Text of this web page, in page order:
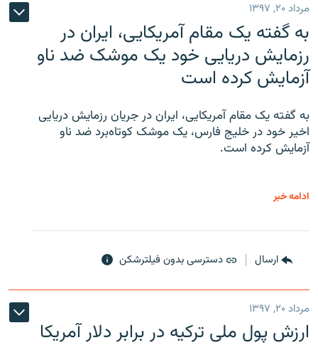
مرداد ۲۰, ۱۳۹۷
به گفته یک مقام آمریکایی، ایران در
رزمایش دریایی خود یک موشک ضد ناو
آزمایش کرده است
به گفته یک مقام آمریکایی، ایران در جریان رزمایش دریایی
اخیر خود در خلیج فارس، یک موشک کوتاه‌برد ضد ناو
آزمایش کرده است.
ادامه خبر
ارسال دسترسی بدون فیلترشکن
مرداد ۲۰, ۱۳۹۷
ارزش پول ملی ترکیه در برابر دلار آمریکا